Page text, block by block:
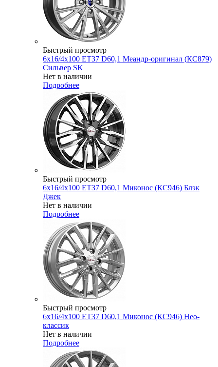
Быстрый просмотр
6x16/4x100 ET37 D60,1 Меандр-оригинал (КС879)
Сильвер SK
Нет в наличии
Подробнее
Быстрый просмотр
6x16/4x100 ET37 D60,1 Миконос (КС946) Блэк
Джек
Нет в наличии
Подробнее
Быстрый просмотр
6x16/4x100 ET37 D60,1 Миконос (КС946) Нео-
классик
Нет в наличии
Подробнее